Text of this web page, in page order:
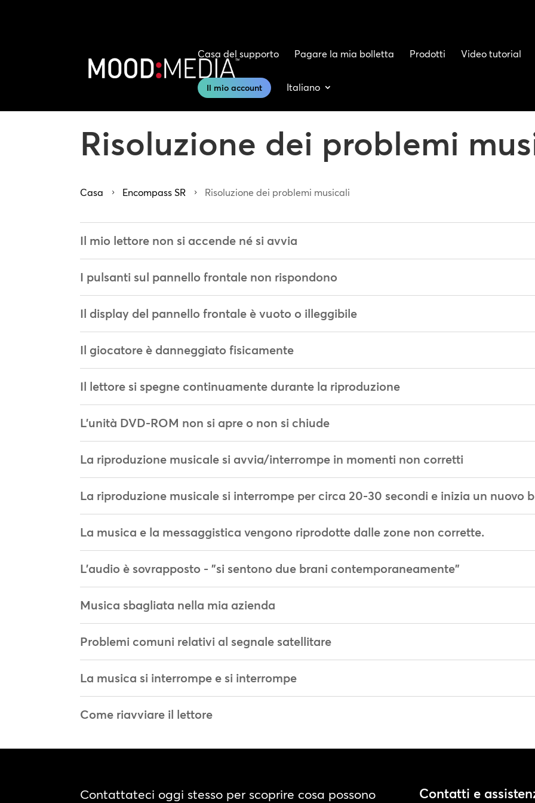
Casa del supporto Pagare la mia bolletta Prodotti Video tutorial
Il mio account Italiano
Risoluzione dei problemi
Casa 5 Encompass SR 5 Risoluzione dei problemi musicali
Il mio lettore non si accende né si avvia
I pulsanti sul pannello frontale non rispondono
Il display del pannello frontale è vuoto o illeggibile
Il giocatore è danneggiato fisicamente
Il lettore si spegne continuamente durante la riproduzione
L'unità DVD-ROM non si apre o non si chiude
La riproduzione musicale si avvia/interrompe in momenti non corretti
La riproduzione musicale si interrompe per circa 20-30 secondi e inizia un nuovo
La musica e la messaggistica vengono riprodotte dalle zone non corrette.
L'audio è sovrapposto - "si sentono due brani contemporaneamente"
Musica sbagliata nella mia azienda
Problemi comuni relativi al segnale satellitare
La musica si interrompe e si interrompe
Come riavviare il lettore
Contattateci oggi stesso per scoprire cosa possono
Contatti e